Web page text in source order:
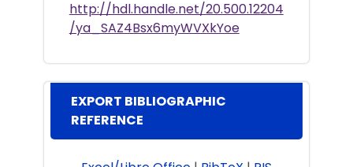
http://hdl.handle.net/20.500.12204
/ya_SAZ4Bsx6myWVXkYoe
EXPORT BIBLIOGRAPHIC
REFERENCE